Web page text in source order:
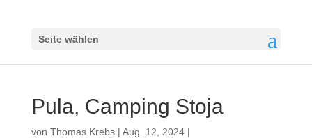
Seite wählen
Pula, Camping Stoja
von Thomas Krebs| Aug. 12, 2024|